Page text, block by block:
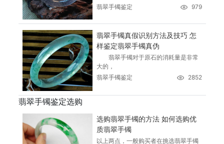
翡翠手镯鉴定
979
翡翠手镯真假识别方法及技巧 怎
样鉴定翡翠手镯真伪
翡翠手镯对于原石的消耗量是非常
大的，
翡翠手镯鉴定
2852
翡翠手镯鉴定选购
选购翡翠手镯的方法 如何选购优
质翡翠手镯
以上两点，一般购买者在挑选翡翠手镯